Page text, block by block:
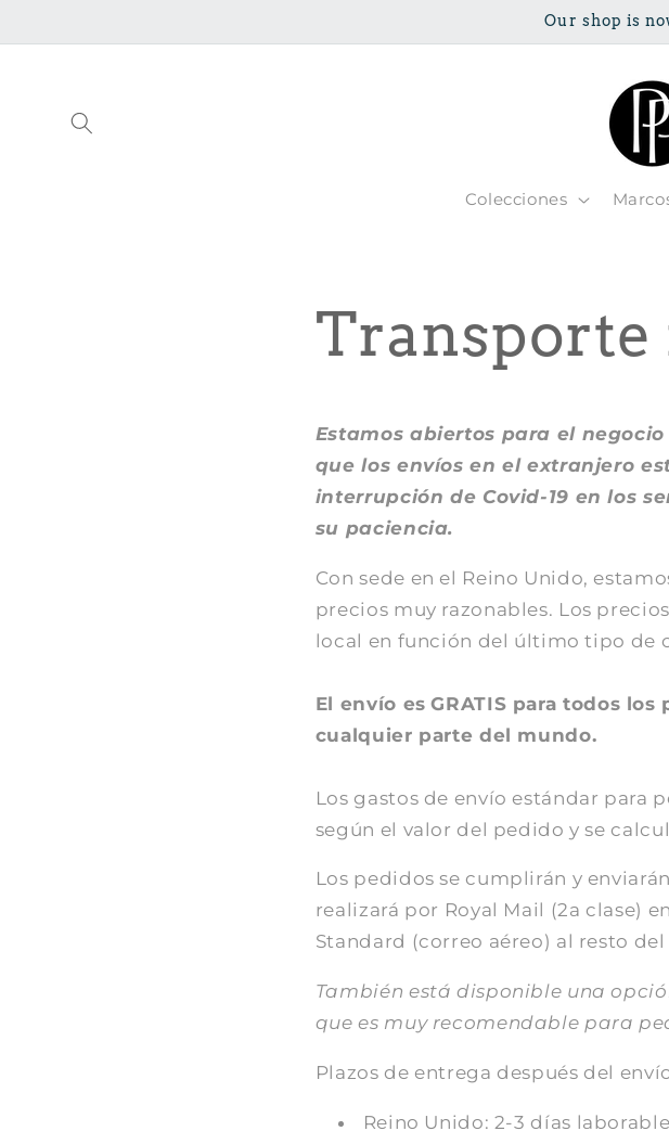
al contenido
Our shop is
Colecciones
Estamos abiertos para el
que los envíos en el extranjero
interrupción de Covid-19 en los
su paciencia.
Con sede en el Reino Unido,
precios muy razonables. Los
local en función del último tipo de
El envío es GRATIS para todos
cualquier parte del mundo.
Los gastos de envío estándar para
según el valor del pedido y se
Los pedidos se cumplirán y
realizará por Royal Mail (2a clase)
Standard (correo aéreo) al resto
También está disponible una
que es muy recomendable para
Plazos de entrega después del
Reino Unido: 2-3 días